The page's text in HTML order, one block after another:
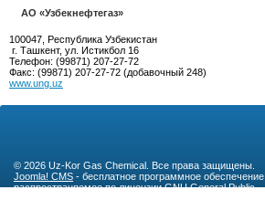
AO «Узбекнефтегаз»
100047, Республика Узбекистан
г. Ташкент, ул. Истикбол 16
Телефон: (99871) 207-27-72
Факс: (99871) 207-27-72 (добавочный 248)
www.ung.uz
© 2026 Uz-Kor Gas Chemical. Все права защищены.
Joomla! CMS - бесплатное программное обеспечение,
распространяемое по лицензииGNU General Public